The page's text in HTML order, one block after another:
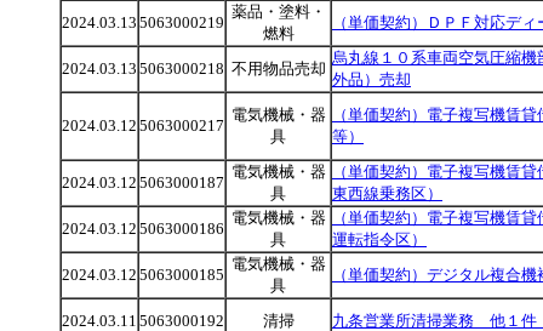
2024.03.13 5063000219
薬品・塗料・
燃料
（単価契約）ＤＰＦ対応デ
2024.03.13 5063000218 不用物品売却
烏丸線１０系車両空気圧縮機
外品）売却
2024.03.12 5063000217
電気機械・器
具
（単価契約）電子複写機賃
等）
2024.03.12 5063000187
電気機械・器
具
（単価契約）電子複写機賃
東西線乗務区）
2024.03.12 5063000186
電気機械・器
具
（単価契約）電子複写機賃
運転指令区）
2024.03.12 5063000185
電気機械・器
具
（単価契約）デジタル複合
2024.03.11 5063000192 清掃 九条営業所清掃業務 他１件